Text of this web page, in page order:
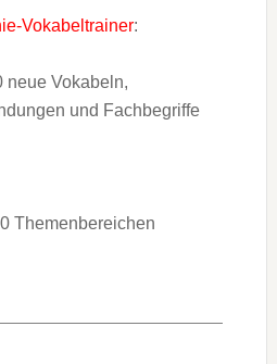
Vokabeltrainer:
neue Vokabeln,
und Fachbegriffe
Themenbereichen